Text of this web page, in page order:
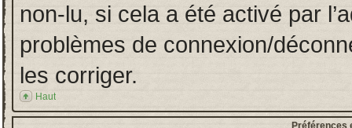
non-lu, si cela a été activé par
problèmes de connexion/
les corriger.
Haut
Préférences